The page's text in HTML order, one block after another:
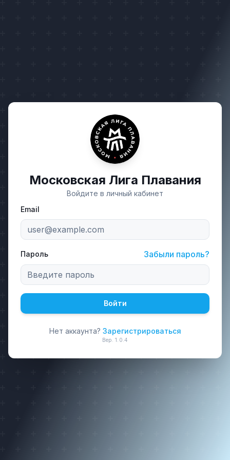
Московская Лига Плавания
Войдите в личный кабинет
Email
Пароль Забыли пароль?
Войти
Нет аккаунта? Зарегистрироваться
Вер. 1.0.4